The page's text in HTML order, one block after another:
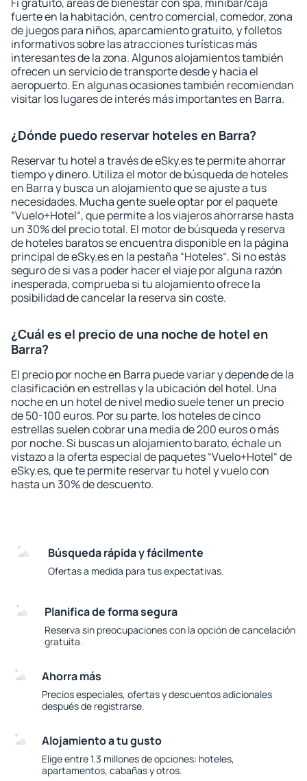
fuerte en la habitación, centro comercial, comedor, zona
de juegos para niños, aparcamiento gratuito, y folletos
informativos sobre las atracciones turísticas más
interesantes de la zona. Algunos alojamientos también
ofrecen un servicio de transporte desde y hacia el
aeropuerto. En algunas ocasiones también recomiendan
visitar los lugares de interés más importantes en Barra.
¿Dónde puedo reservar hoteles en Barra?
Reservar tu hotel a través de eSky.es te permite ahorrar
tiempo y dinero. Utiliza el motor de búsqueda de hoteles
en Barra y busca un alojamiento que se ajuste a tus
necesidades. Mucha gente suele optar por el paquete
“Vuelo+Hotel“, que permite a los viajeros ahorrarse hasta
un 30% del precio total. El motor de búsqueda y reserva
de hoteles baratos se encuentra disponible en la página
principal de eSky.es en la pestaña “Hoteles“. Si no estás
seguro de si vas a poder hacer el viaje por alguna razón
inesperada, comprueba si tu alojamiento ofrece la
posibilidad de cancelar la reserva sin coste.
¿Cuál es el precio de una noche de hotel en
Barra?
El precio por noche en Barra puede variar y depende de la
clasificación en estrellas y la ubicación del hotel. Una
noche en un hotel de nivel medio suele tener un precio
de 50-100 euros. Por su parte, los hoteles de cinco
estrellas suelen cobrar una media de 200 euros o más
por noche. Si buscas un alojamiento barato, échale un
vistazo a la oferta especial de paquetes “Vuelo+Hotel“ de
eSky.es, que te permite reservar tu hotel y vuelo con
hasta un 30% de descuento.
Búsqueda rápida y fácilmente
Ofertas a medida para tus expectativas.
Planifica de forma segura
Reserva sin preocupaciones con la opción de cancelación
gratuita.
Ahorra más
Precios especiales, ofertas y descuentos adicionales
después de registrarse.
Alojamiento a tu gusto
Elige entre 1.3 millones de opciones: hoteles,
apartamentos, cabañas y otros.